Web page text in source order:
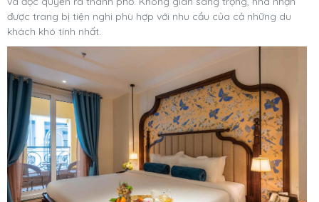
được trang bị tiện nghi phù hợp với nhu cầu của cả những du
khách khó tính nhất.